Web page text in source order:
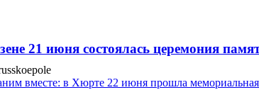
21 июня состоялась церемония